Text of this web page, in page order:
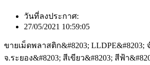
วันที่ลงประกาศ:
27/05/2021 10:59:05
ขายเม็ดพลาสติก&#8203; LLDPE&#8203;
จ.ระยอง&#8203; สีเขียว&#8203; สีฟ้า